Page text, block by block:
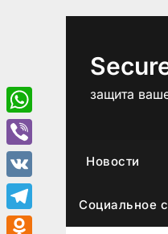
защита
Новости
Социальное
WhatsApp
Viber
VK
Telegram